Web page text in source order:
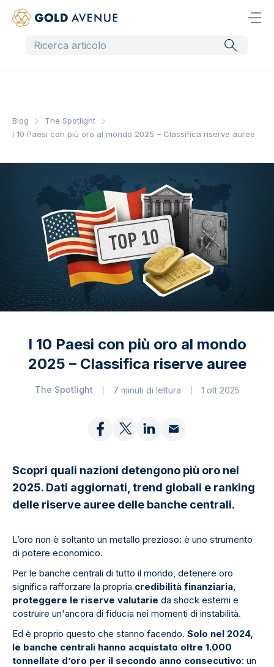
Blog
The Spotlight
I 10 Paesi con più oro al mondo 2025 – Classifica riserve auree
I 10 Paesi con più oro al mondo
2025 – Classifica riserve auree
The Spotlight 7 minuti di lettura 1 ott 2025
Scopri quali nazioni detengono più oro nel
2025. Dati aggiornati, trend globali e ranking
delle riserve auree delle banche centrali.
L’oro non è soltanto un metallo prezioso: è uno strumento
di potere economico.
Per le banche centrali di tutto il mondo, detenere oro
significa rafforzare la propria credibilità finanziaria
proteggere le riserve valutarie da shock esterni e
costruire un'ancora di fiducia nei momenti di instabilità.
Ed è proprio questo che stanno facendo. Solo nel 2024,
le banche centrali hanno acquistato oltre 1.000
tonnellate d’oro per il secondo anno consecutivo: un